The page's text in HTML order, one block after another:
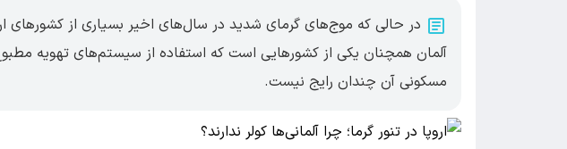
در حالی که موج‌های گرمای شدید در سال‌های اخیر بسیاری از کشورهای
آلمان همچنان یکی از کشورهایی است که استفاده از سیستم‌های تهویه
مسکونی آن چندان رایج نیست.